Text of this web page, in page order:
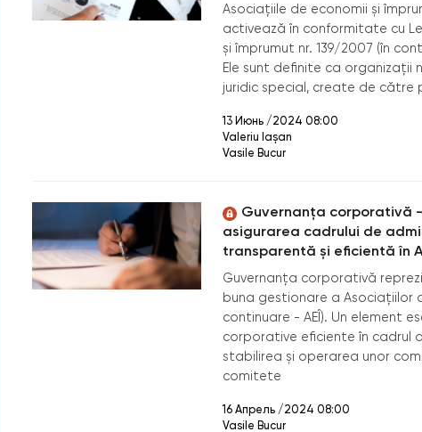
Asociațiile de economii și
activează în conformitate cu
și împrumut nr. 139/2007 (în
Ele sunt definite ca organizații
juridic special, create de către
13 Июнь /2024 08:00
Valeriu Iașan
Vasile Bucur
Guvernanța corporativă
asigurarea cadrului de
transparentă și eficientă în
Guvernanța corporativă
buna gestionare a Asociațiilor
continuare - AEÎ). Un element
corporative eficiente în cadrul
stabilirea și operarea unor
comitete
16 Апрель /2024 08:00
Vasile Bucur